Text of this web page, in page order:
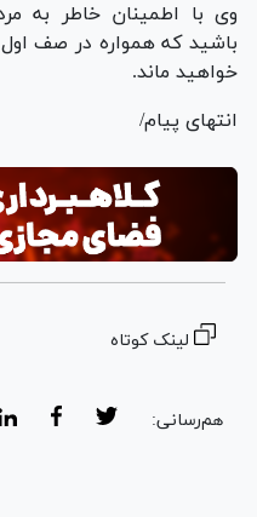
وی با اطمینان خاطر به
باشید که همواره در صف اول
خواهید ماند.
انتهای پیام/
لینک کوتاه
هم‌رسانی: